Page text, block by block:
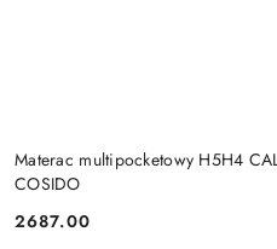
Materac multipocketowy H5H4
COSIDO
Cena:
2687.00